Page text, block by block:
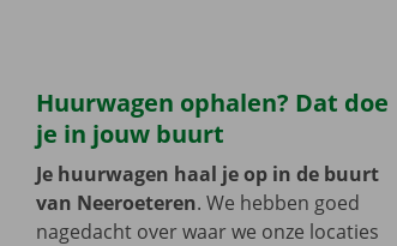
Huurwagen ophalen? Dat doe
je in jouw buurt
Je huurwagen haal je op in de buurt
van Neeroeteren. We hebben goed
nagedacht over waar we onze locaties